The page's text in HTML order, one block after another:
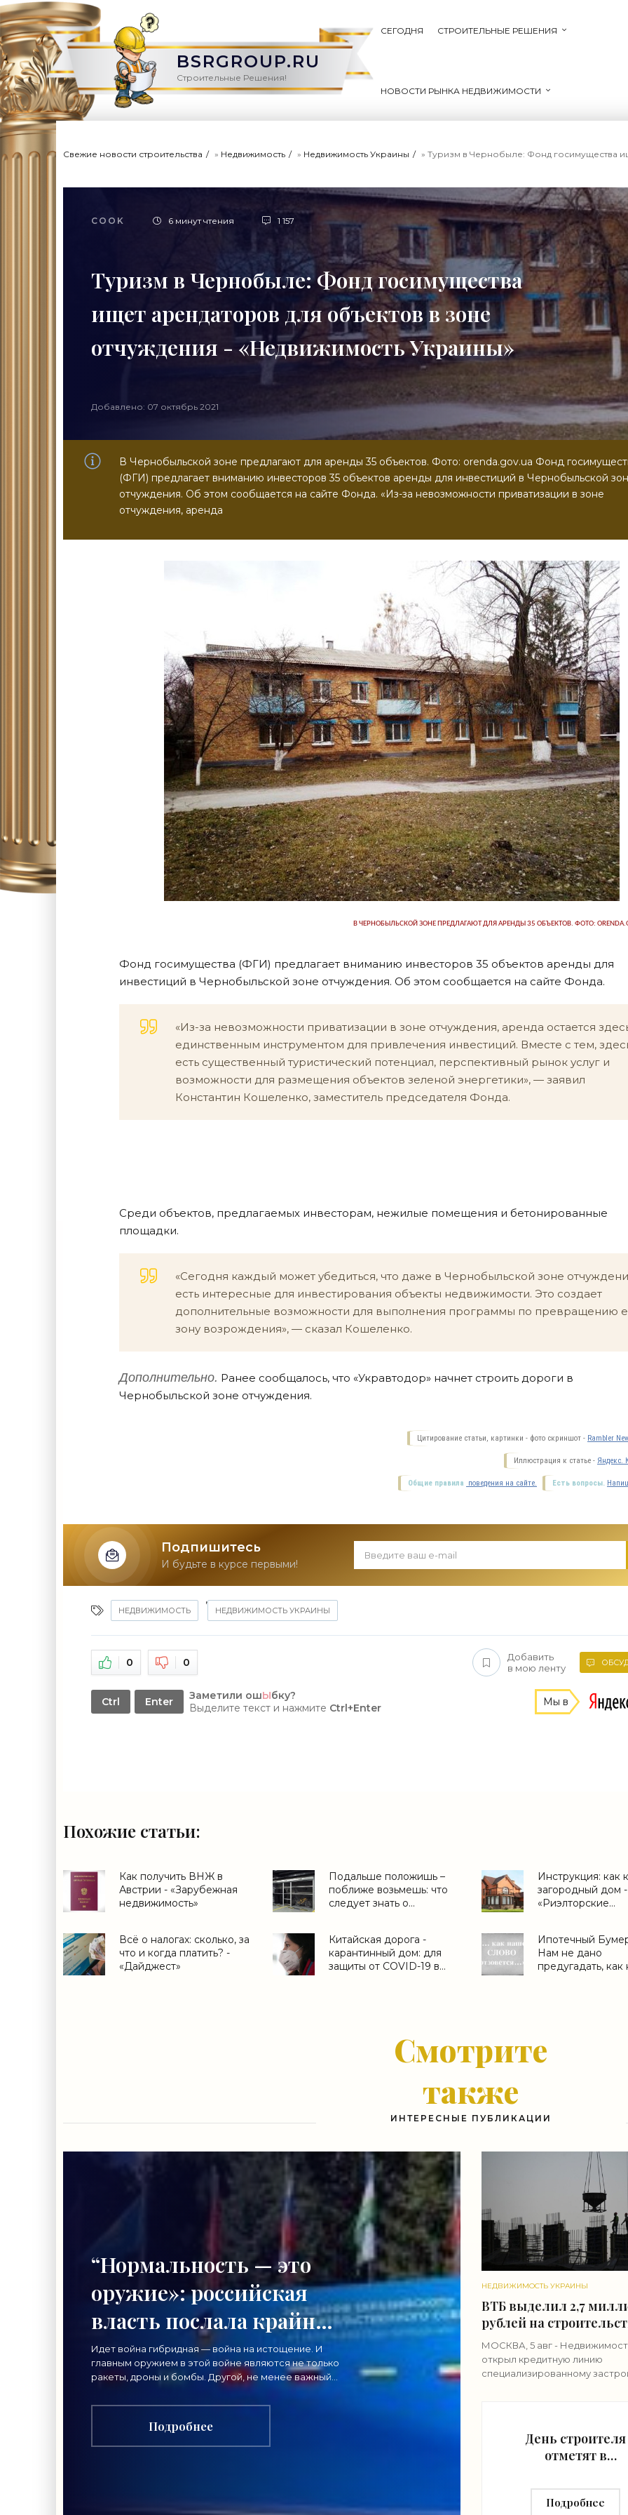
BSRGROUP.RU
Строительные Решения!
СЕГОДНЯ СТРОИТЕЛЬНЫЕ РЕШЕНИЯ
НОВОСТИ РЫНКА НЕДВИЖИМОСТИ
Свежие новости строительства » Недвижимость » Недвижимость Украины » Туризм в Чернобыле: Фонд госимущества ищет
COOK 6 минут чтения 1 157
Туризм в Чернобыле: Фонд госимущества
ищет арендаторов для объектов в зоне
отчуждения - «Недвижимость Украины»
Добавлено: 07 октябрь 2021
В Чернобыльской зоне предлагают для аренды 35 объектов. Фото: orenda.gov.ua Фонд
(ФГИ) предлагает вниманию инвесторов 35 объектов аренды для инвестиций в Чернобыльской
отчуждения. Об этом сообщается на сайте Фонда. «Из-за невозможности приватизации в зоне
отчуждения, аренда
В ЧЕРНОБЫЛЬСКОЙ ЗОНЕ ПРЕДЛАГАЮТ ДЛЯ АРЕНДЫ 35 ОБЪЕКТОВ. ФОТО:
Фонд госимущества (ФГИ) предлагает вниманию инвесторов 35 объектов аренды для
инвестиций в Чернобыльской зоне отчуждения. Об этом сообщается на сайте Фонда.
«Из-за невозможности приватизации в зоне отчуждения, аренда остается
единственным инструментом для привлечения инвестиций. Вместе с тем,
есть существенный туристический потенциал, перспективный рынок услуг и
возможности для размещения объектов зеленой энергетики», — заявил
Константин Кошеленко, заместитель председателя Фонда.
Среди объектов, предлагаемых инвесторам, нежилые помещения и бетонированные
площадки.
«Сегодня каждый может убедиться, что даже в Чернобыльской зоне
есть интересные для инвестирования объекты недвижимости. Это создает
дополнительные возможности для выполнения программы по превращению
зону возрождения», — сказал Кошеленко.
Дополнительно. Ранее сообщалось, что «Укравтодор» начнет строить дороги в
Чернобыльской зоне отчуждения.
Цитирование статьи, картинки - фото скриншот - Rambler
Иллюстрация к статье - Яндекс.
Есть вопросы.
Общие правила поведения на сайте.
Подпишитесь
И будьте в курсе первыми!
НЕДВИЖИМОСТЬ
,
НЕДВИЖИМОСТЬ УКРАИНЫ
0 0
Добавить
в мою ленту
Ctrl Enter Заметили ошЫбку?
Выделите текст и нажмите Ctrl+Enter Мы в
Похожие статьи:
Как получить ВНЖ в
Австрии - «Зарубежная
недвижимость»
Подальше положишь –
поближе возьмешь: что
следует знать о
новостройках -
«Дайджест»
Инструкция: как
загородный дом -
«Риэлторские
Всё о налогах: сколько, за
что и когда платить? -
«Дайджест»
Китайская дорога -
карантинный дом: для
защиты от COVID-19 в
Ипотечный
Нам не дано
предугадать,
Смотрите
также
ИНТЕРЕСНЫЕ ПУБЛИКАЦИИ
“Нормальность — это
оружие»: российская
власть послала крайне
важный сигнал
гражданам -
«Недвижимость»
Идет война гибридная — война на истощение. И
главным оружием в этой войне являются не только
ракеты, дроны и бомбы. Другой, не менее важный
вид главного оружия в нынешнем конфликте
нацелен
Подробнее
НЕДВИЖИМОСТЬ УКРАИНЫ
ВТБ выделил 2,7
рублей на
в Симферополе -
«Строительство»
МОСКВА, 5 авг -
открыл кредитную линию
специализированному
День строителя
отметят в
Москвы" на ВДНХ 6
и 9 августа -
Подробнее